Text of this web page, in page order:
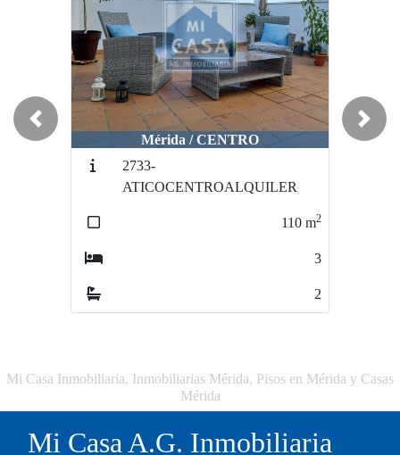
Mérida / CENTRO
2733-
ATICOCENTROALQUILER
m2
Mérida / 06808
Previous Next
Mi Casa Inmobiliaria, Inmobiliarias Mérida, Pisos en Mérida y Casas
Mérida
Mi Casa A.G. Inmobiliaria